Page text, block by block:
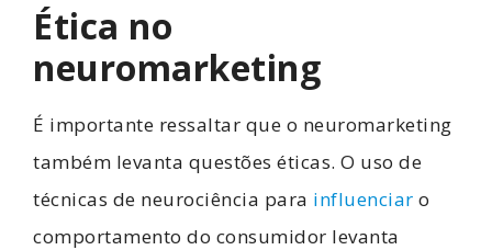
Ética no
neuromarketing
É importante ressaltar que o neuromarketing
também levanta questões éticas. O uso de
técnicas de neurociência para influenciar o
comportamento do consumidor levanta